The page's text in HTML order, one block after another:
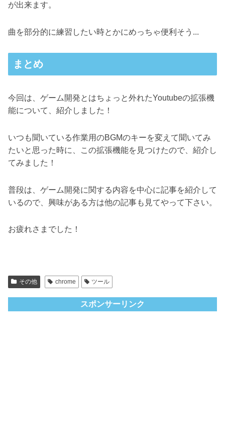
が出来ます。
曲を部分的に練習したい時とかにめっちゃ便利そう...
まとめ
今回は、ゲーム開発とはちょっと外れたYoutubeの拡張機
能について、紹介しました！
いつも聞いている作業用のBGMのキーを変えて聞いてみ
たいと思った時に、この拡張機能を見つけたので、紹介し
てみました！
普段は、ゲーム開発に関する内容を中心に記事を紹介して
いるので、興味がある方は他の記事も見てやって下さい。
お疲れさまでした！
その他 chrome ツール
スポンサーリンク